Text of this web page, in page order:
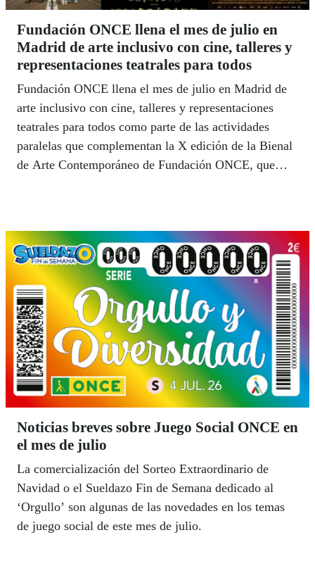
Fundación ONCE llena el mes de julio en
Madrid de arte inclusivo con cine, talleres y
representaciones teatrales para todos
Fundación ONCE llena el mes de julio en Madrid de
arte inclusivo con cine, talleres y representaciones
teatrales para todos como parte de las actividades
paralelas que complementan la X edición de la Bienal
de Arte Contemporáneo de Fundación ONCE, que
Noticias breves sobre Juego Social ONCE en
el mes de julio
La comercialización del Sorteo Extraordinario de
Navidad o el Sueldazo Fin de Semana dedicado al
‘Orgullo’ son algunas de las novedades en los temas
de juego social de este mes de julio.